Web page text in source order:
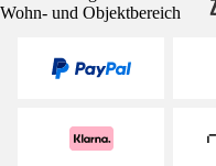
Wohn- und Objektbereich